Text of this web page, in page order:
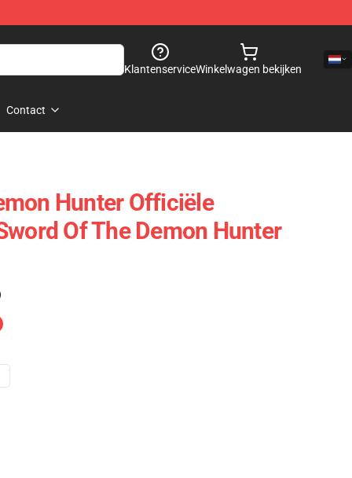
KlantenserviceWinkelwagen bekijken
Contact
Hunter Officiële
Of The Demon Hunter